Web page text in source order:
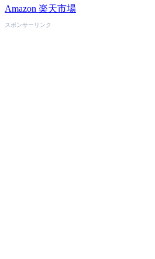
Amazon 楽天市場
スポンサーリンク